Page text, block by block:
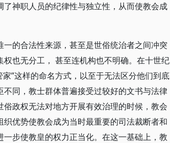
神职人员的纪律性与独立性，从而使教会成
的合法性来源，甚至是世俗统治者之间冲突
也无分工， 甚至连机构也不明确。在十世纪
”这样的命名方式，以至于无法区分他们到底
同，教士群体普遍接受过较好的文书与法律
政权无法对地方开展有效治理的时候，教会
优势使教会成为当时最重要的司法裁断者和
步使教皇的权力正当化。在这一基础上，教